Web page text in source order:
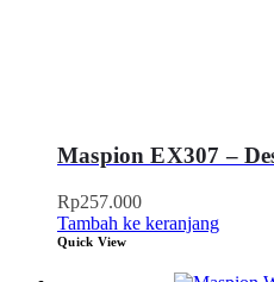
Maspion EX307 –
Rp257.000
Tambah ke keranjang
Quick View